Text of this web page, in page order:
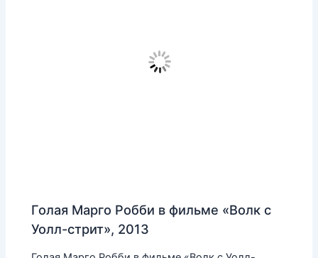
Голая Марго Робби в фильме «Волк с
Уолл-стрит», 2013